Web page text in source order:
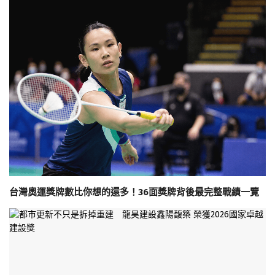
台灣奧運獎牌數比你想的還多！36面獎牌背後最完整戰績一覽